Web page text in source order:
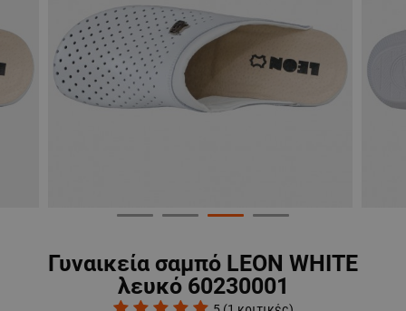
Γυναικεία σαμπό LEON WHITE
λευκό 60230001